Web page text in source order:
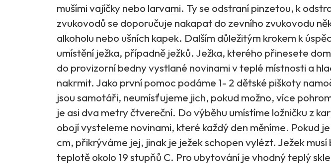
mušími vajíčky nebo larvami. Ty se odstraní pinzetou, k
zvukovodů se doporučuje nakapat do zevního zvukovodu
alkoholu nebo ušních kapek. Dalším důležitým krokem k
umístění ježka, případně ježků. Ježka, kterého přinesete
do provizorní bedny vystlané novinami v teplé místnosti a
nakrmit. Jako první pomoc podáme 1- 2 dětské piškoty
jsou samotáři, neumísťujeme jich, pokud možno, více
je asi dva metry čtvereční. Do výběhu umístíme ložničku z
obojí vysteleme novinami, které každý den měníme. Pokud
cm, přikrýváme jej, jinak je ježek schopen vylézt. Ježek
teplotě okolo 19 stupňů C. Pro ubytování je vhodný teplý